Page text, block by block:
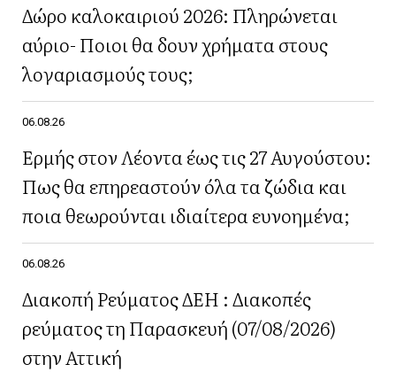
Δώρο καλοκαιριού 2026: Πληρώνεται
αύριο- Ποιοι θα δουν χρήματα στους
λογαριασμούς τους;
06.08.26
Ερμής στον Λέοντα έως τις 27 Αυγούστου:
Πως θα επηρεαστούν όλα τα ζώδια και
ποια θεωρούνται ιδιαίτερα ευνοημένα;
06.08.26
Διακοπή Ρεύματος ΔΕΗ : Διακοπές
ρεύματος τη Παρασκευή (07/08/2026)
στην Αττική